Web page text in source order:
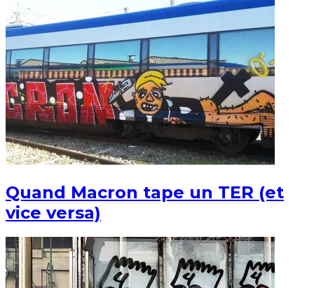
Quand Macron tape un TER (et
vice versa)